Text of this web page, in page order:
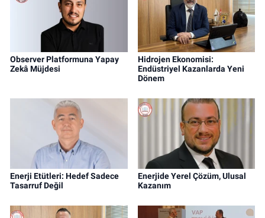
Observer Platformuna Yapay
Zekâ Müjdesi
Hidrojen Ekonomisi:
Endüstriyel Kazanlarda Yeni
Dönem
Enerji Etütleri: Hedef Sadece
Tasarruf Değil
Enerjide Yerel Çözüm, Ulusal
Kazanım